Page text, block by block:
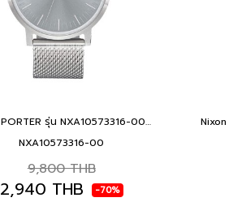
Nixon PORTER รุ่น NXA10573316-00 นาฬิกาข้อมือผู้ชาย สีเงิน หน้าปัด 40 มม. PORTER ALL SILVER LUM
NXA10573316-00
9,800 THB
2,940 THB -70%